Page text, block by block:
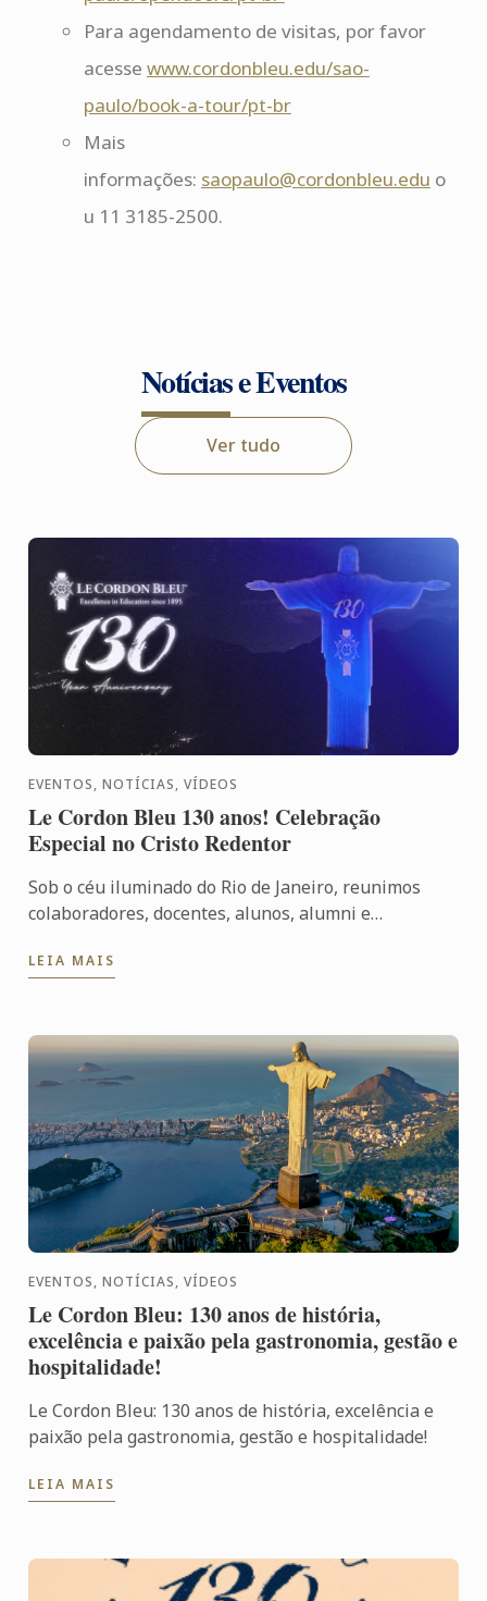
Para agendamento de visitas, por favor
acesse www.cordonbleu.edu/sao-
paulo/book-a-tour/pt-br
Mais
informações: saopaulo@cordonbleu.edu o
u 11 3185-2500.
Notícias e Eventos
Ver tudo
EVENTOS, NOTÍCIAS, VÍDEOS
Le Cordon Bleu 130 anos! Celebração
Especial no Cristo Redentor
Sob o céu iluminado do Rio de Janeiro, reunimos
colaboradores, docentes, alunos, alumni e
simboliza nossa ...
LEIA MAIS
EVENTOS, NOTÍCIAS, VÍDEOS
Le Cordon Bleu: 130 anos de história,
excelência e paixão pela gastronomia, gestão e
hospitalidade!
Le Cordon Bleu: 130 anos de história, excelência e
paixão pela gastronomia, gestão e hospitalidade!
LEIA MAIS